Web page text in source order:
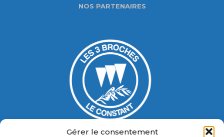
Gérer le consentement
NOS PARTENAIRES